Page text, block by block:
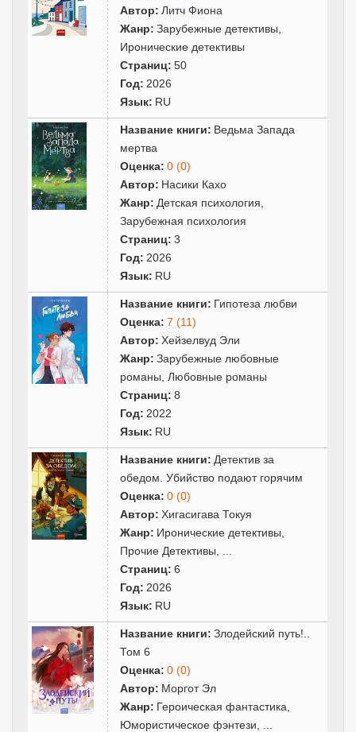
Автор: Литч Фиона
Жанр: Зарубежные детективы
Иронические детективы
Страниц: 50
Год: 2026
Язык: RU
Название книги: Ведьма Запада
мертва
Оценка: 0 (0)
Автор: Насики Кахо
Жанр: Детская психология
Зарубежная психология
Страниц: 3
Год: 2026
Язык: RU
Название книги: Гипотеза любви
Оценка: 7 (11)
Автор: Хейзелвуд Эли
Жанр: Зарубежные любовные
романы
Любовные романы
Страниц: 8
Год: 2022
Язык: RU
Название книги: Детектив за
обедом. Убийство подают горячим
Оценка: 0 (0)
Автор: Хигасигава Токуя
Жанр: Иронические детективы
Прочие Детективы
Страниц: 6
Год: 2026
Язык: RU
Название книги: Злодейский путь!..
Том 6
Оценка: 0 (0)
Автор: Моргот Эл
Жанр: Героическая фантастика
Юмористическое фэнтези